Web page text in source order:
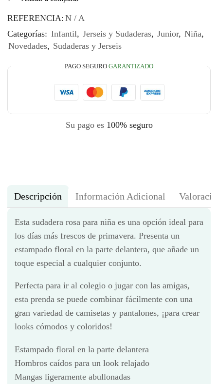
REFERENCIA: N / A
Categorías: Infantil, Jerseis y Sudaderas, Junior, Niña,
Novedades, Sudaderas y Jerseis
PAGO SEGURO GARANTIZADO
Su pago es 100% seguro
Descripción Información Adicional
Esta sudadera rosa para niña es una opción ideal para
los días más frescos de primavera. Presenta un
estampado floral en la parte delantera, que añade un
toque especial a cualquier conjunto.
Perfecta para ir al colegio o jugar con las amigas,
esta prenda se puede combinar fácilmente con una
gran variedad de camisetas y pantalones, ¡para crear
looks cómodos y coloridos!
Estampado floral en la parte delantera
Hombros caídos para un look relajado
Mangas ligeramente abullonadas